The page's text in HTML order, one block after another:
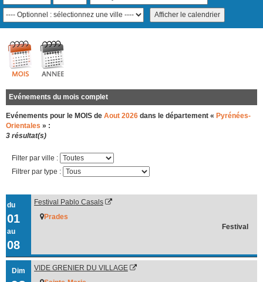
Evénements du mois complet
Evénements pour le MOIS de Aout 2026 dans le département « Pyrénées-
Orientales » :
3 résultat(s)
Filter par ville :
Filtrer par type :
du
01
au
08
Festival Pablo Casals
Prades
Festival
Dim
VIDE GRENIER DU VILLAGE